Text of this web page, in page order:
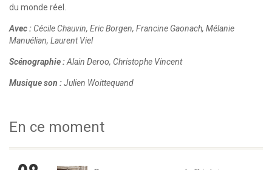
du monde réel.
Avec : Cécile Chauvin, Eric Borgen, Francine Gaonach, Mélanie
Manuélian, Laurent Viel
Scénographie :Alain Deroo, Christophe Vincent
Musique son :Julien Woittequand
En ce moment